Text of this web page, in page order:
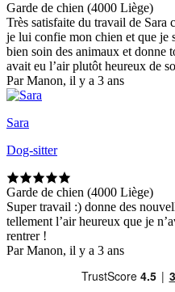
Garde de chien (4000 Liège)
Très satisfaite du travail de Sara
je lui confie mon chien et que je
bien soin des animaux et donne
avait eu l’air plutôt heureux de
Par Manon, il y a 3 ans
Sara
Dog-sitter
Garde de chien (4000 Liège)
Super travail :) donne des
tellement l’air heureux que je
rentrer !
Par Manon, il y a 3 ans